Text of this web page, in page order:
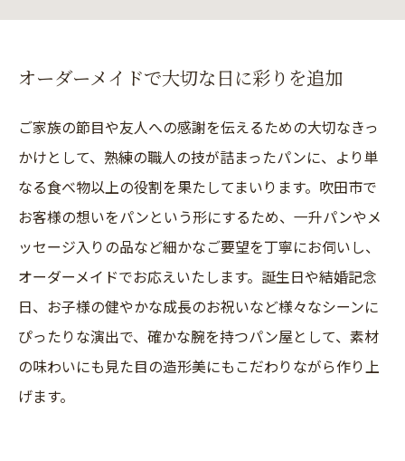
オーダーメイドで大切な日に彩りを追加
ご家族の節目や友人への感謝を伝えるための大切なきっ
かけとして、熟練の職人の技が詰まったパンに、より単
なる食べ物以上の役割を果たしてまいります。吹田市で
お客様の想いをパンという形にするため、一升パンやメ
ッセージ入りの品など細かなご要望を丁寧にお伺いし、
オーダーメイドでお応えいたします。誕生日や結婚記念
日、お子様の健やかな成長のお祝いなど様々なシーンに
ぴったりな演出で、確かな腕を持つパン屋として、素材
の味わいにも見た目の造形美にもこだわりながら作り上
げます。